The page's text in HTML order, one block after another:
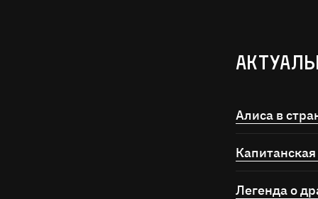
Алиса в
Легенда о